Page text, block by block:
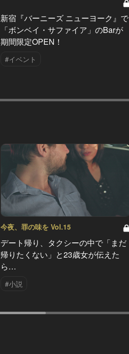
新宿『バーニーズ ニューヨーク』で
「ボンベイ・サファイア」のBarが
期間限定OPEN！
#イベント
今夜、罪の味を Vol.15
デート帰り、タクシーの中で「まだ
帰りたくない」と23歳女が伝えた
ら…
#小説